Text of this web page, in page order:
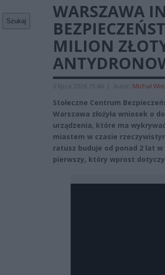
Szukaj
WARSZAWA
MILION
3 lipca 2026 15:46 | Autor: Michał
Stołeczne Centrum
Warszawa złożyła wniosek o
urządzenia, które ma
miastem w czasie
ratusz buduje od ponad 2 lat
pierwszy, który wprost